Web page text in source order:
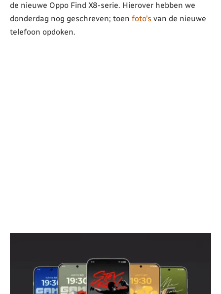
de nieuwe Oppo Find X8-serie. Hierover hebben we
donderdag nog geschreven; toen foto’s van de nieuwe
telefoon opdoken.